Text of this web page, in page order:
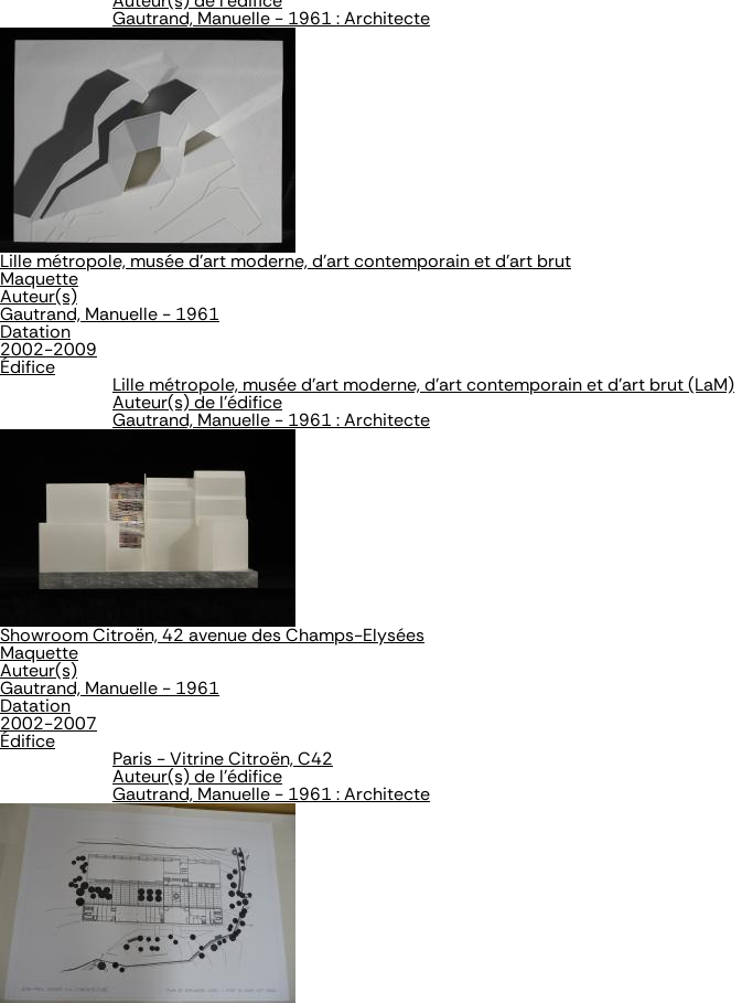
Gautrand, Manuelle - 1961 : Architecte
Lille métropole, musée d'art moderne, d'art contemporain et d'art brut
Maquette
Auteur(s)
Gautrand, Manuelle - 1961
Datation
2002-2009
Édifice
Lille métropole, musée d'art moderne, d'art contemporain et d'art brut (LaM)
Auteur(s) de l'édifice
Gautrand, Manuelle - 1961 : Architecte
Showroom Citroën, 42 avenue des Champs-Elysées
Maquette
Auteur(s)
Gautrand, Manuelle - 1961
Datation
2002-2007
Édifice
Paris - Vitrine Citroën, C42
Auteur(s) de l'édifice
Gautrand, Manuelle - 1961 : Architecte